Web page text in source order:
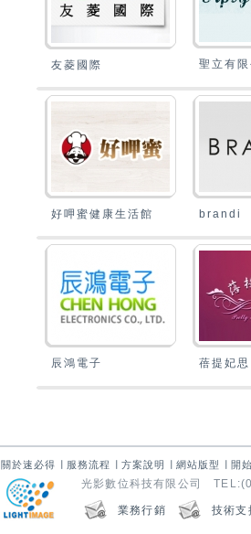
友菱國際 聖立有限
好呷蜜健康生活館 brandi
辰鴻電子 蓓提妃思
關於速必得 服務流程 方案說明 網站版型 開
光影數位科技有限公司
業務行銷 技術支